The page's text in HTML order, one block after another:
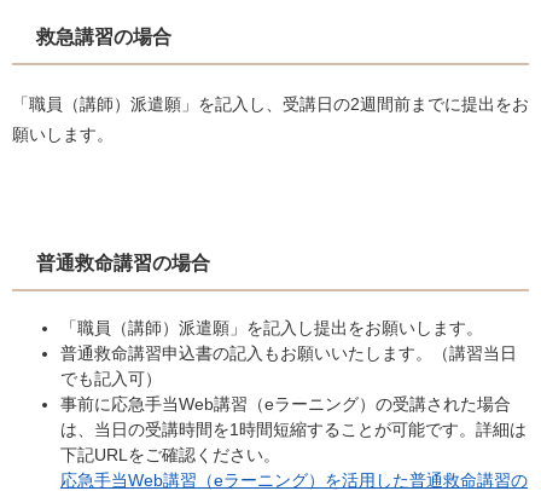
救急講習の場合
「職員（講師）派遣願」を記入し、受講日の2週間前までに提出をお
願いします。
普通救命講習の場合
「職員（講師）派遣願」を記入し提出をお願いします。
普通救命講習申込書の記入もお願いいたします。（講習当日
でも記入可）
事前に応急手当Web講習（eラーニング）の受講された場合
は、当日の受講時間を1時間短縮することが可能です。詳細は
下記URLをご確認ください。
応急手当Web講習（eラーニング）を活用した普通救命講習の